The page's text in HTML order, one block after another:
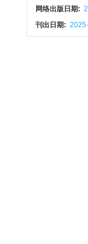
网络出版日期:
刊出日期: